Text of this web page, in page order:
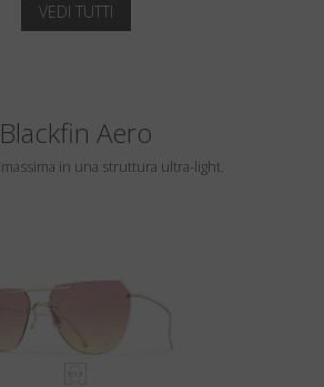
VEDI TUTTI
Blackfin Aero
in una struttura ultra-light.